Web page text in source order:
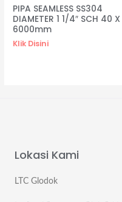
PIPA SEAMLESS SS304
DIAMETER 1 1/4″ SCH 40 X
6000mm
Klik Disini
Lokasi Kami
LTC Glodok